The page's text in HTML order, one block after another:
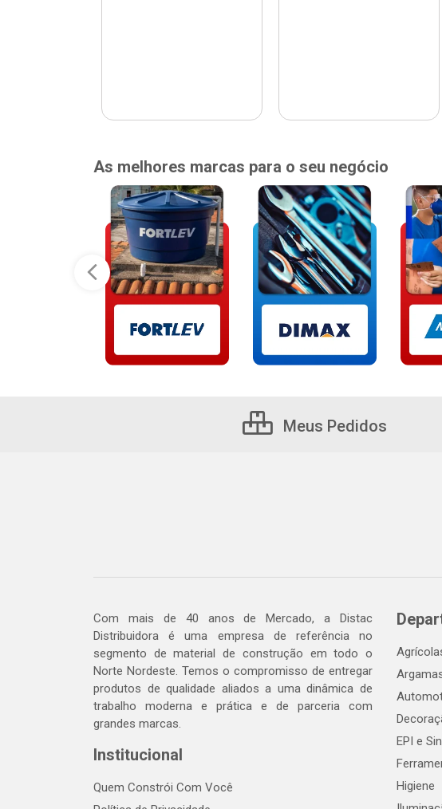
As melhores marcas para o seu negócio
Meus Pedidos
Com mais de 40 anos de Mercado, a Distac
Distribuidora é uma empresa de referência no
segmento de material de construção em todo o
Norte Nordeste. Temos o compromisso de entregar
produtos de qualidade aliados a uma dinâmica de
trabalho moderna e prática e de parceria com
grandes marcas.
Institucional
Quem Constrói Com Você
EPI e
Higiene